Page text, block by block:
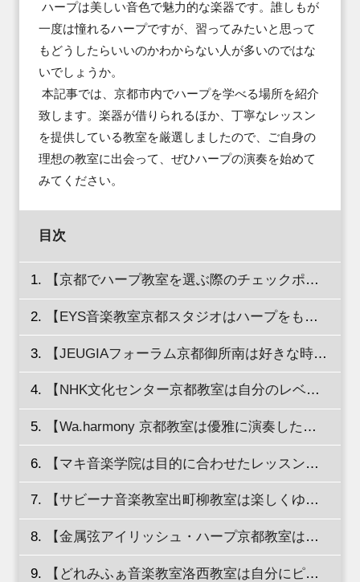
一度は憧れるハープですが、習ってみたいと思って
もどうしたらいいのかわからない人が多いのではな
いでしょうか。
致します。楽器が借りられるほか、丁寧なレッスン
を提供している教室を厳選しましたので、ご自身の
理想の教室に出会って、ぜひハープの演奏を始めて
みてください。
目次
【京都でハープ教室を選ぶ際のチェックポイントを徹底解説！】
【EYS音楽教室京都スタジオはハープをもっていなくてもレッスンを始められる！】
【JEUGIAフォーラム京都御所南は好きな時間帯で個人レッスンができる！】
【NHK文化センター京都教室は自分のレベルに合わせたコースを選択できる！】
【Wa.harmony 京都教室は優雅に演奏したい人にピッタリ！】
【マキ音楽学院は目的に合わせたレッスンをしてもらえる！】
【サビーナ音楽教室出町柳教室は楽しくゆっくりレッスンを受けられる！】
【金属弦アイリッシュ・ハープ京都教室はアイルランドやスコットランドの伝統音楽を学べる！】
【どれみふぁ音楽教室洛西教室は自分にピッタリなレッスンが受けられる！】